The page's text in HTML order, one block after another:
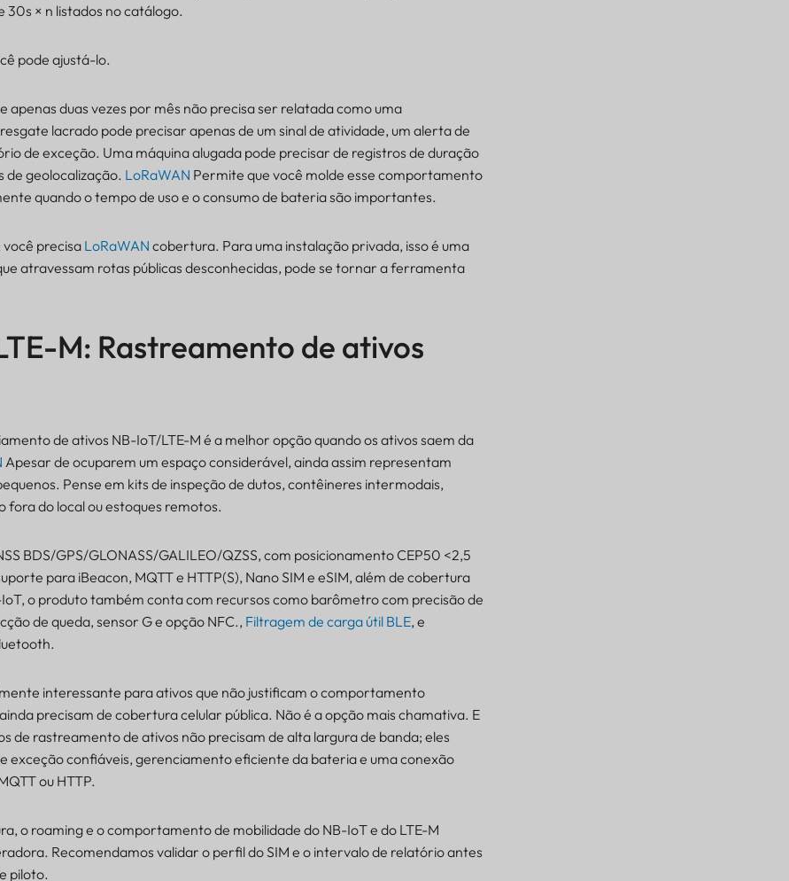
30s × n listados no catálogo.
pode ajustá-lo.
apenas duas vezes por mês não precisa ser relatada como uma
lacrado pode precisar apenas de um sinal de atividade, um alerta de
de exceção. Uma máquina alugada pode precisar de registros de duração
geolocalização. LoRaWAN Permite que você molde esse comportamento
quando o tempo de uso e o consumo de bateria são importantes.
precisaLoRaWAN cobertura. Para uma instalação privada, isso é uma
atravessam rotas públicas desconhecidas, pode se tornar a ferramenta
M: Rastreamento de ativos
de ativos NB-IoT/LTE-M é a melhor opção quando os ativos saem da
Apesar de ocuparem um espaço considerável, ainda assim representam
Pense em kits de inspeção de dutos, contêineres intermodais,
fora do local ou estoques remotos.
BDS/GPS/GLONASS/GALILEO/QZSS, com posicionamento CEP50 <2,5
para iBeacon, MQTT e HTTP(S), Nano SIM e eSIM, além de cobertura
IoT, o produto também conta com recursos como barômetro com precisão de
de queda, sensor G e opção NFC., Filtragem de carga útil BLE, e
interessante para ativos que não justificam o comportamento
precisam de cobertura celular pública. Não é a opção mais chamativa. E
de rastreamento de ativos não precisam de alta largura de banda; eles
exceção confiáveis, gerenciamento eficiente da bateria e uma conexão
ou HTTP.
o roaming e o comportamento de mobilidade do NB-IoT e do LTE-M
Recomendamos validar o perfil do SIM e o intervalo de relatório antes
piloto.